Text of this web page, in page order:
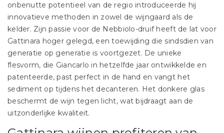
onbenutte potentieel van de regio introduceerde hij
innovatieve methoden in zowel de wijngaard als de
kelder. Zijn passie voor de Nebbiolo-druif heeft de lat voor
Gattinara hoger gelegd, een toewijding die sindsdien van
generatie op generatie is voortgezet. De unieke
flesvorm, die Giancarlo in hetzelfde jaar ontwikkelde en
patenteerde, past perfect in de hand en vangt het
sediment op tijdens het decanteren. Het donkere glas
beschermt de wijn tegen licht, wat bijdraagt aan de
uitzonderlijke kwaliteit.